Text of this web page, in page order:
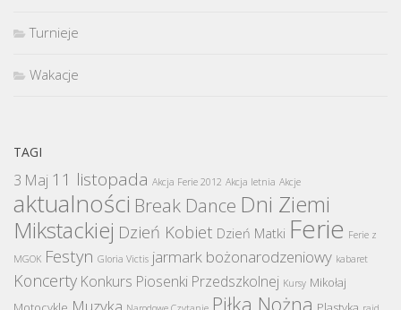
Turnieje
Wakacje
TAGI
3 Maj 11 listopada Akcja Ferie 2012 Akcja letnia Akcje
aktualności Break Dance Dni Ziemi
Mikstackiej Dzień Kobiet Dzień Matki Ferie Ferie z
MGOK Festyn Gloria Victis jarmark bożonarodzeniowy kabaret
Koncerty Konkurs Piosenki Przedszkolnej Kursy Mikołaj
Piłka Nożna